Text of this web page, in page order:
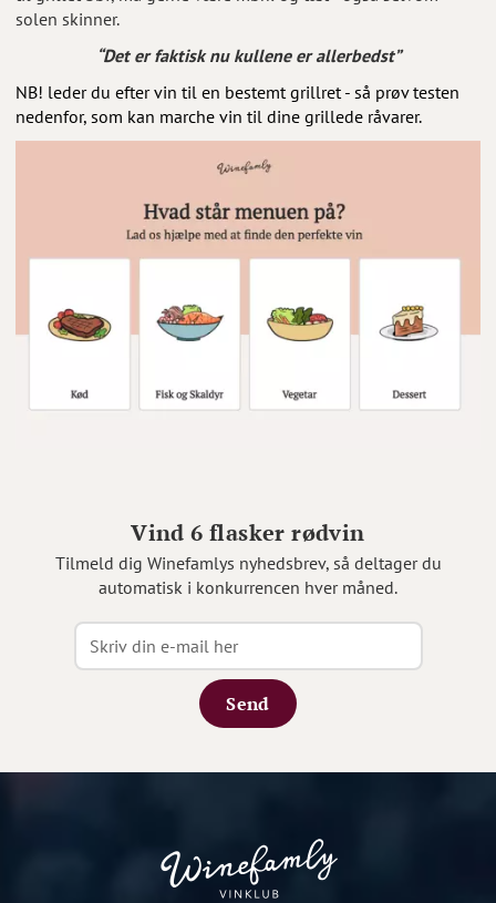
solen skinner.
“Det er faktisk nu kullene er allerbedst”
NB! leder du efter vin til en bestemt grillret - så prøv testen
nedenfor, som kan marche vin til dine grillede råvarer.
Vind 6 flasker rødvin
Tilmeld dig Winefamlys nyhedsbrev, så deltager du
automatisk i konkurrencen hver måned.
Send